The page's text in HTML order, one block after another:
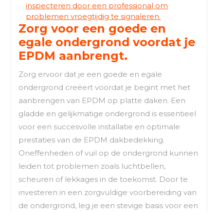
inspecteren door een professional om
problemen vroegtijdig te signaleren.
Zorg voor een goede en
egale ondergrond voordat je
EPDM aanbrengt.
Zorg ervoor dat je een goede en egale
ondergrond creëert voordat je begint met het
aanbrengen van EPDM op platte daken. Een
gladde en gelijkmatige ondergrond is essentieel
voor een succesvolle installatie en optimale
prestaties van de EPDM dakbedekking.
Oneffenheden of vuil op de ondergrond kunnen
leiden tot problemen zoals luchtbellen,
scheuren of lekkages in de toekomst. Door te
investeren in een zorgvuldige voorbereiding van
de ondergrond, leg je een stevige basis voor een